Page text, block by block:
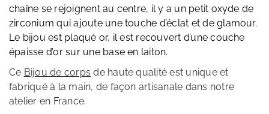
chaîne se rejoignent au centre, il y a un petit oxyde de
zirconium qui ajoute une touche d’éclat et de glamour.
Le bijou est plaqué or, il est recouvert d’une couche
épaisse d’or sur une base en laiton.
Ce Bijou de corps de haute qualité est unique et
fabriqué à la main, de façon artisanale dans notre
atelier en France.